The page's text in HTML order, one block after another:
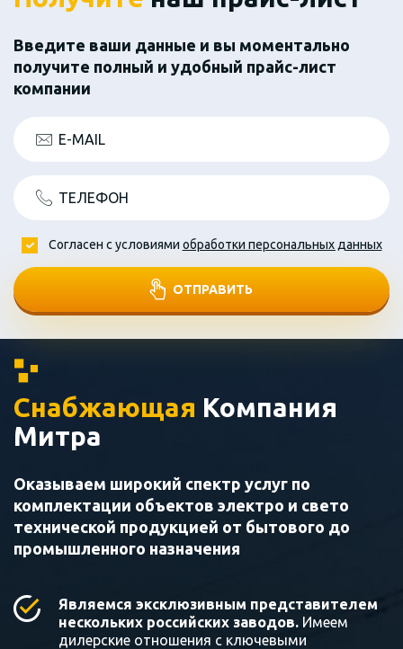
Введите ваши данные и вы моментально
получите полный и удобный прайс-лист
компании
E-MAIL
ТЕЛЕФОН
ОТПРАВИТЬ
Согласен с условиями обработки персональных данных
Снабжающая Компания
Митра
Оказываем широкий спектр услуг по
комплектации объектов электро и свето
технической продукцией от бытового до
промышленного назначения
Являемся эксклюзивным представителем
нескольких российских заводов. Имеем
дилерские отношения с ключевыми